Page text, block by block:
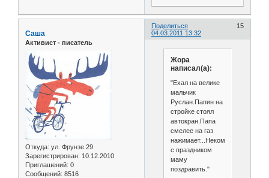
Поделиться
15
04.03.2011 13:32
Саша
Активист - писатель
Откуда: ул. Фрунзе 29
Зарегистрирован: 10.12.2010
Приглашений: 0
Сообщений: 8516
Жора
написал(а):
"Ехал на велике
мальчик
Руслан.Папин на
стройке стоял
автокран.Папа
смелее на газ
нажимает...Некому
с праздником
маму
поздравить."